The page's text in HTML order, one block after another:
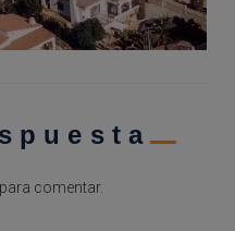
para comentar.